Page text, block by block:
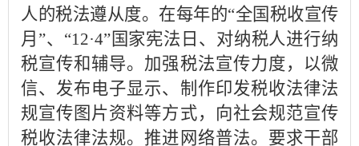
人的税法遵从度。在每年的“全国税收宣传
月”、“12·4”国家宪法日、对纳税人进行纳
税宣传和辅导。加强税法宣传力度，以微
信、发布电子显示、制作印发税收法律法
规宣传图片资料等方式，向社会规范宣传
税收法律法规。推进网络普法。要求干部